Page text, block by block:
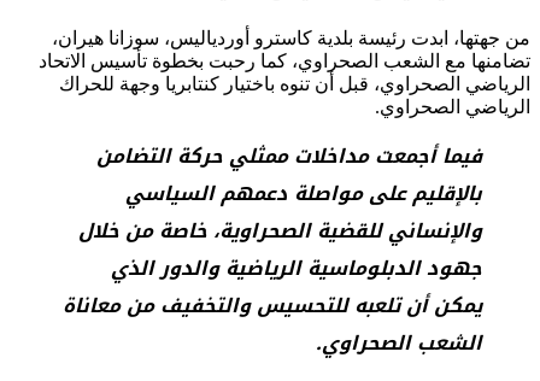
من جهتها، ابدت رئيسة بلدية كاسترو أوردياليس، سوزانا هيران،
تضامنها مع الشعب الصحراوي، كما رحبت بخطوة تأسيس الاتحاد
الرياضي الصحراوي، قبل أن تنوه باختيار كنتابريا وجهة للحراك
الرياضي الصحراوي.
فيما أجمعت مداخلات ممثلي حركة التضامن
بالإقليم على مواصلة دعمهم السياسي
والإنساني للقضية الصحراوية، خاصة من خلال
جهود الدبلوماسية الرياضية والدور الذي
يمكن أن تلعبه للتحسيس والتخفيف من معاناة
الشعب الصحراوي.